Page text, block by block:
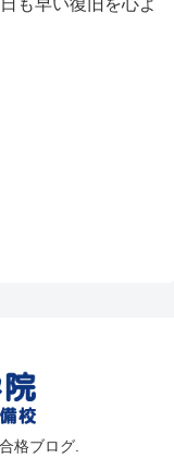
格ブログ.